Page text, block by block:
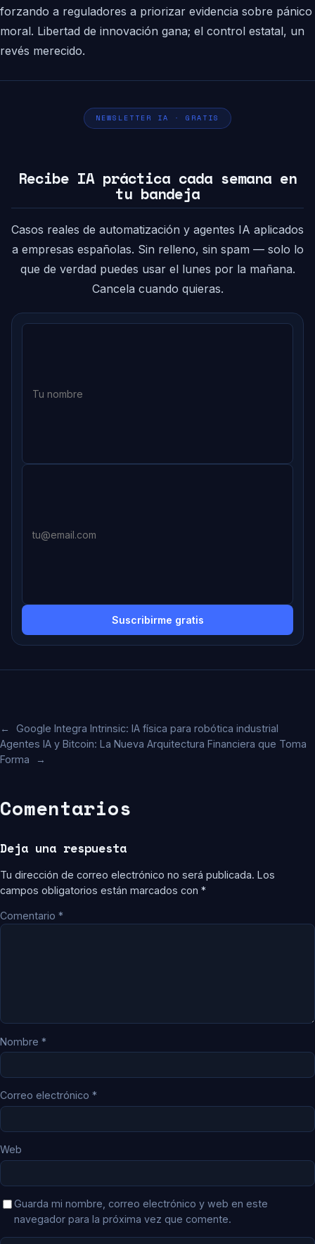
forzando a reguladores a priorizar evidencia sobre pánico
moral. Libertad de innovación gana; el control estatal, un
revés merecido.
NEWSLETTER IA · GRATIS
Recibe IA práctica cada semana en
tu bandeja
Casos reales de automatización y agentes IA aplicados
a empresas españolas. Sin relleno, sin spam — solo lo
que de verdad puedes usar el lunes por la mañana.
Cancela cuando quieras.
Suscribirme gratis
←
Google Integra Intrinsic: IA física para robótica industrial
Agentes IA y Bitcoin: La Nueva Arquitectura Financiera que Toma
Forma
→
Comentarios
Deja una respuesta
Tu dirección de correo electrónico no será publicada. Los
campos obligatorios están marcados con *
Comentario *
Nombre *
Correo electrónico *
Web
Guarda mi nombre, correo electrónico y web en este
navegador para la próxima vez que comente.